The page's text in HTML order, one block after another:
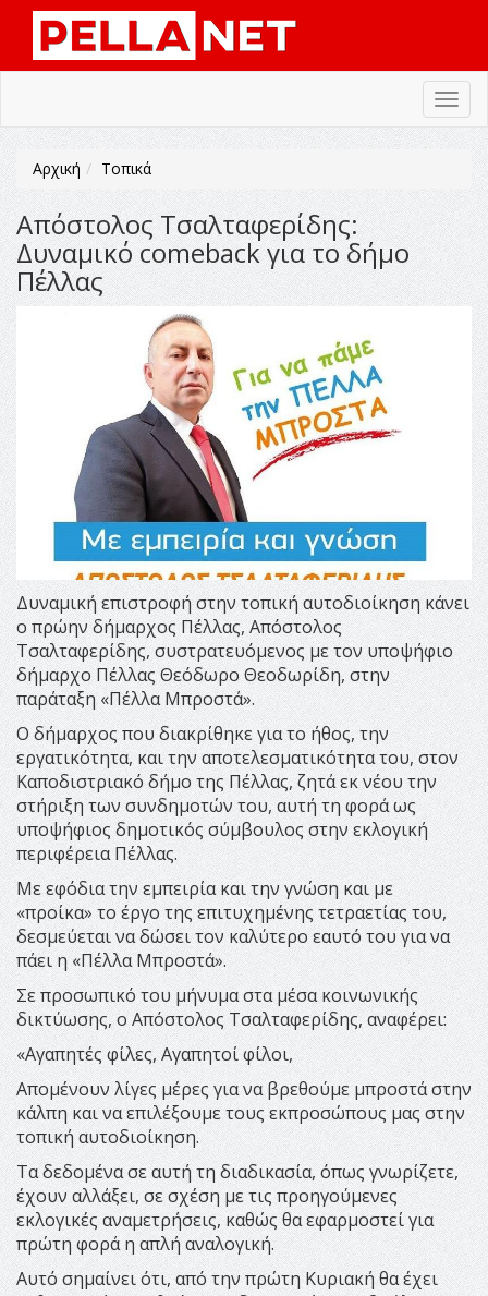
Αρχική Τοπικά
Απόστολος Τσαλταφερίδης:
Δυναμικό comeback για το δήμο
Πέλλας
Δυναμική επιστροφή στην τοπική αυτοδιοίκηση κάνει
ο πρώην δήμαρχος Πέλλας, Απόστολος
Τσαλταφερίδης, συστρατευόμενος με τον υποψήφιο
δήμαρχο Πέλλας Θεόδωρο Θεοδωρίδη, στην
παράταξη «Πέλλα Μπροστά».
Ο δήμαρχος που διακρίθηκε για το ήθος, την
εργατικότητα, και την αποτελεσματικότητα του, στον
Καποδιστριακό δήμο της Πέλλας, ζητά εκ νέου την
στήριξη των συνδημοτών του, αυτή τη φορά ως
υποψήφιος δημοτικός σύμβουλος στην εκλογική
περιφέρεια Πέλλας.
Με εφόδια την εμπειρία και την γνώση και με
«προίκα» το έργο της επιτυχημένης τετραετίας του,
δεσμεύεται να δώσει τον καλύτερο εαυτό του για να
πάει η «Πέλλα Μπροστά».
Σε προσωπικό του μήνυμα στα μέσα κοινωνικής
δικτύωσης, ο Απόστολος Τσαλταφερίδης, αναφέρει:
«Αγαπητές φίλες, Αγαπητοί φίλοι,
Απομένουν λίγες μέρες για να βρεθούμε μπροστά στην
κάλπη και να επιλέξουμε τους εκπροσώπους μας στην
τοπική αυτοδιοίκηση.
Τα δεδομένα σε αυτή τη διαδικασία, όπως γνωρίζετε,
έχουν αλλάξει, σε σχέση με τις προηγούμενες
εκλογικές αναμετρήσεις, καθώς θα εφαρμοστεί για
πρώτη φορά η απλή αναλογική.
Αυτό σημαίνει ότι, από την πρώτη Κυριακή θα έχει